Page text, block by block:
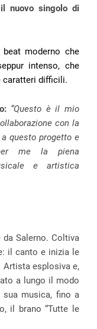
nuovo singolo di
moderno che
intenso, che
caratteri difficili.
“Questo è il mio
con la
questo progetto e
me la piena
e artistica
da Salerno. Coltiva
il canto e inizia le
Artista esplosiva e,
a lungo il modo
musica, fino a
il brano “Tutte le